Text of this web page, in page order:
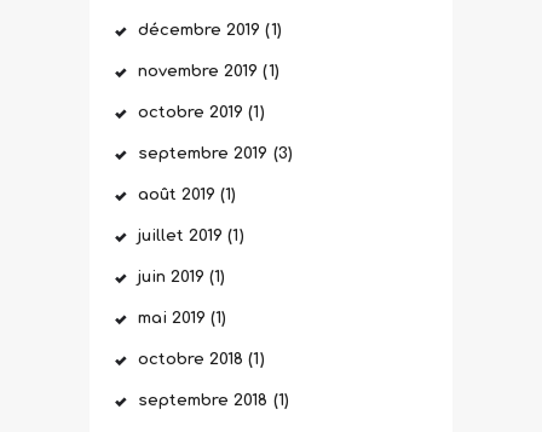
décembre2019 (1)
novembre2019 (1)
octobre2019 (1)
septembre2019 (3)
août 2019 (1)
juillet2019 (1)
juin 2019 (1)
mai 2019 (1)
octobre2018 (1)
septembre2018 (1)